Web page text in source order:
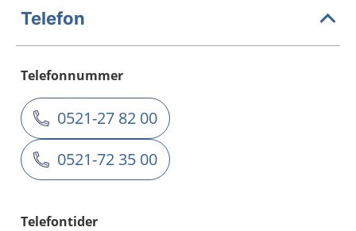
Telefon
Telefonnummer
0521-27 82 00
0521-72 35 00
Telefontider